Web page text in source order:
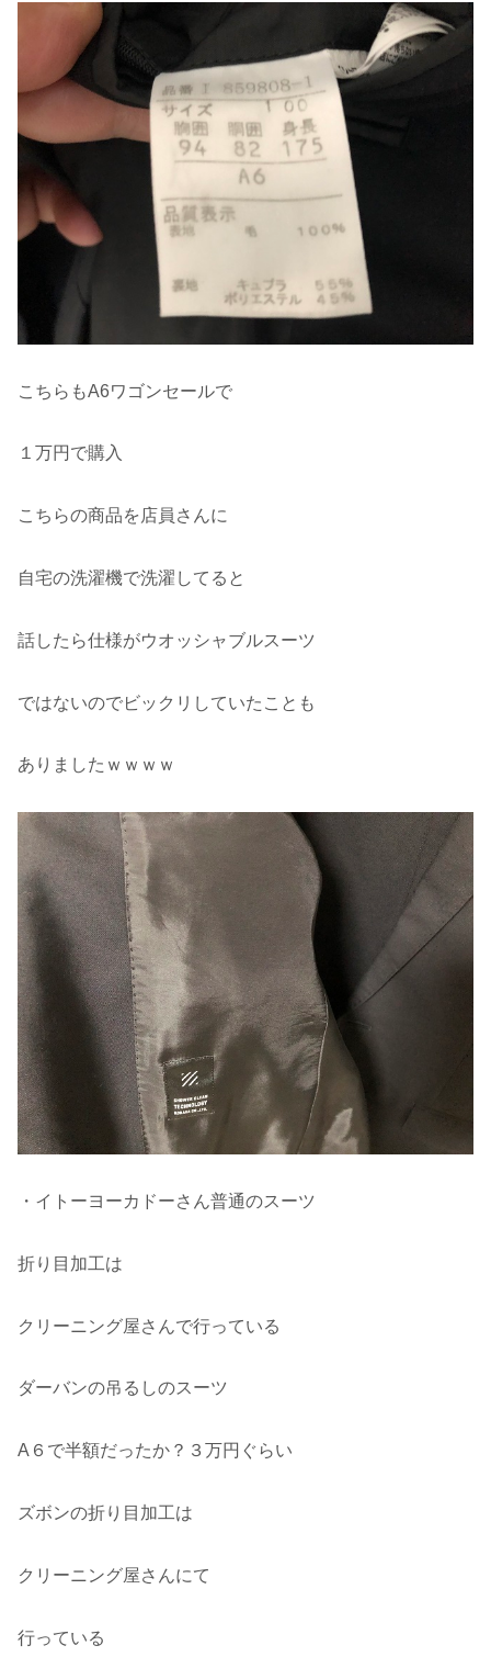
こちらもA6ワゴンセールで
１万円で購入
こちらの商品を店員さんに
自宅の洗濯機で洗濯してると
話したら仕様がウオッシャブルスーツ
ではないのでビックリしていたことも
ありましたｗｗｗｗ
・イトーヨーカドーさん普通のスーツ
折り目加工は
クリーニング屋さんで行っている
ダーバンの吊るしのスーツ
A６で半額だったか？３万円ぐらい
ズボンの折り目加工は
クリーニング屋さんにて
行っている